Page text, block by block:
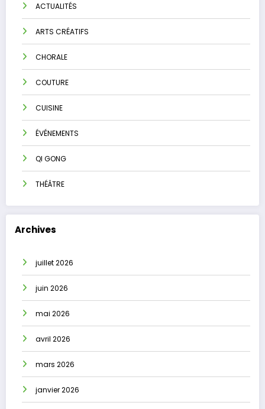
ACTUALITÉS
ARTS CRÉATIFS
CHORALE
COUTURE
CUISINE
ÉVÉNEMENTS
QI GONG
THÉÂTRE
Archives
juillet 2026
juin 2026
mai 2026
avril 2026
mars 2026
janvier 2026